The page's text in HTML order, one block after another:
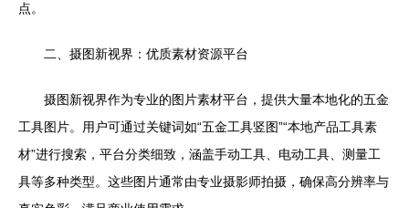
点。
二、摄图新视界：优质素材资源平台
摄图新视界作为专业的图片素材平台，提供大量本地化的五金
工具图片。用户可通过关键词如“五金工具竖图”“本地产品工具素
材”进行搜索，平台分类细致，涵盖手动工具、电动工具、测量工
具等多种类型。这些图片通常由专业摄影师拍摄，确保高分辨率与